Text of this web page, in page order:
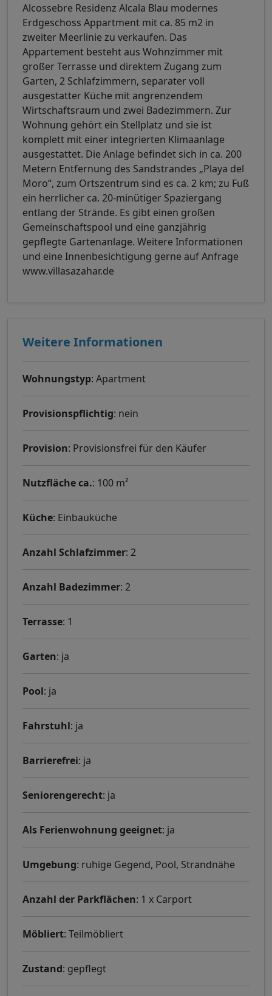
Alcossebre Residenz Alcala Blau modernes
Erdgeschoss Appartment mit ca. 85 m2 in
zweiter Meerlinie zu verkaufen. Das
Appartement besteht aus Wohnzimmer mit
großer Terrasse und direktem Zugang zum
Garten, 2 Schlafzimmern, separater voll
ausgestatter Küche mit angrenzendem
Wirtschaftsraum und zwei Badezimmern. Zur
Wohnung gehört ein Stellplatz und sie ist
komplett mit einer integrierten Klimaanlage
ausgestattet. Die Anlage befindet sich in ca. 200
Metern Entfernung des Sandstrandes „Playa del
Moro“, zum Ortszentrum sind es ca. 2 km; zu Fuß
ein herrlicher ca. 20-minütiger Spaziergang
entlang der Strände. Es gibt einen großen
Gemeinschaftspool und eine ganzjährig
gepflegte Gartenanlage. Weitere Informationen
und eine Innenbesichtigung gerne auf Anfrage
www.villasazahar.de
Weitere Informationen
Wohnungstyp: Apartment
Provisionspflichtig: nein
Provision: Provisionsfrei für den Käufer
Nutzfläche ca.: 100 m²
Küche: Einbauküche
Anzahl Schlafzimmer: 2
Anzahl Badezimmer: 2
Terrasse: 1
Garten: ja
Pool: ja
Fahrstuhl: ja
Barrierefrei: ja
Seniorengerecht: ja
Als Ferienwohnung geeignet: ja
Umgebung: ruhige Gegend, Pool, Strandnähe
Anzahl der Parkflächen: 1 x Carport
Möbliert: Teilmöbliert
Zustand: gepflegt